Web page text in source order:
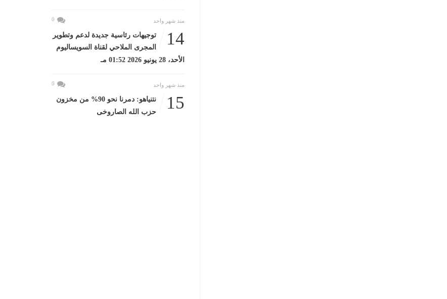
منذ شهر واحد 0
14
توجيهات رئاسية جديدة لدعم وتطوير
المجرى الملاحي لقناة السويساليوم
الأحد، 28 يونيو 2026 01:52 مـ
منذ شهر واحد 0
15
نتنياهو: دمرنا نحو 90% من مخزون
حزب الله الصاروخى